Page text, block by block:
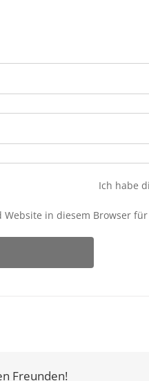
Ich habe
Website in diesem Browser
Freunden!